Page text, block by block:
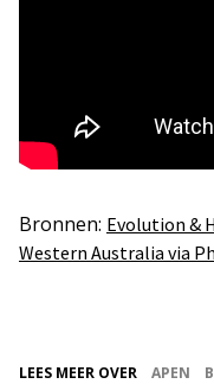
Bronnen: Evolution &
Western Australia via
LEES MEER OVER APEN